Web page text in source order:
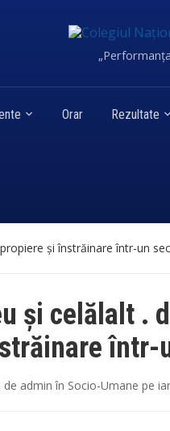
Orar Rezultate
și înstrăinare într-un
și celălalt .
într-
de admin în Socio-Umane pe